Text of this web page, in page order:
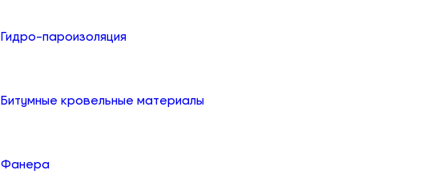
Гидро-пароизоляция
Битумные кровельные материалы
Фанера